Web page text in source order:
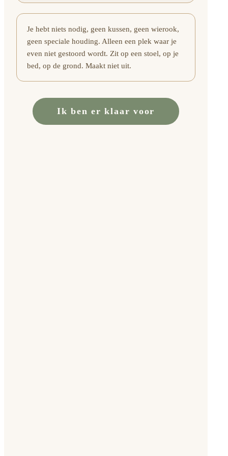
Je hebt niets nodig, geen kussen, geen wierook,
geen speciale houding. Alleen een plek waar je
even niet gestoord wordt. Zit op een stoel, op je
bed, op de grond. Maakt niet uit.
Ik ben er klaar voor